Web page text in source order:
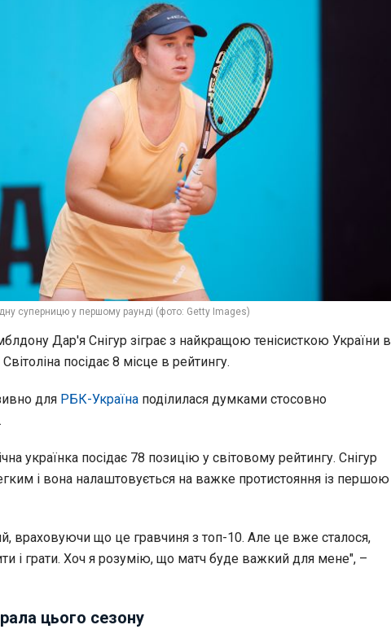
суперницю у першому раунді (фото: Getty Images)
Дар'я Снігур зіграє з найкращою тенісисткою України в
посідає 8 місце в рейтингу.
для РБК-Україна поділилася думками стосовно
українка посідає 78 позицію у світовому рейтингу. Снігур
і вона налаштовується на важке протистояння із першою
враховуючи що це гравчиня з топ-10. Але це вже сталося,
і грати. Хоч я розумію, що матч буде важкий для мене", –
цього сезону